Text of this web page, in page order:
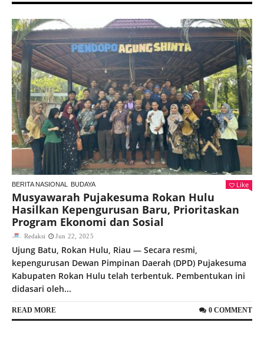
BERITA NASIONAL BUDAYA Like
Musyawarah Pujakesuma Rokan Hulu
Hasilkan Kepengurusan Baru, Prioritaskan
Program Ekonomi dan Sosial
Redaksi Jun 22, 2025
Ujung Batu, Rokan Hulu, Riau — Secara resmi,
kepengurusan Dewan Pimpinan Daerah (DPD) Pujakesuma
Kabupaten Rokan Hulu telah terbentuk. Pembentukan ini
didasari oleh...
READ MORE 0 COMMENT